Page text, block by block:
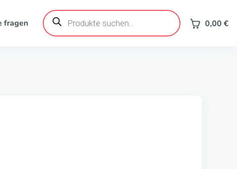
fragen
Products
search 0,00 €